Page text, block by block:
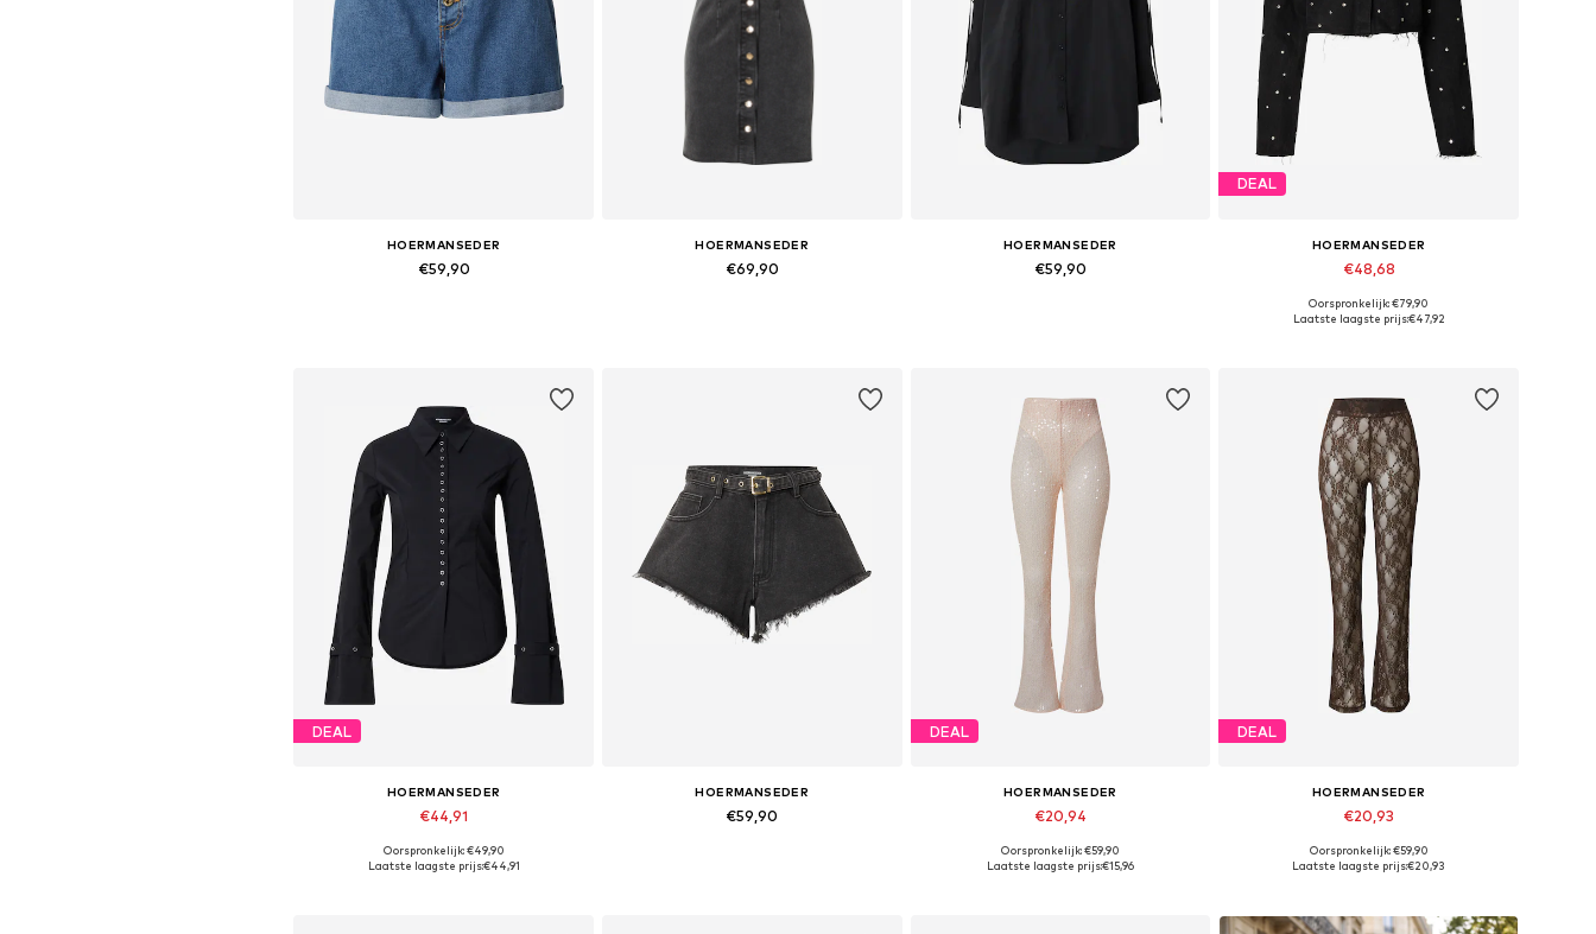
HOERMANSEDER
€59,90
HOERMANSEDER
€69,90
HOERMANSEDER
€59,90
DEAL
HOERMANSEDER
€48,68
Beschikbare maten: XS, S, M, L, XL, XXL
Oorspronkelijk: €79,90
Laatste laagste prijs:€47,92
DEAL
HOERMANSEDER
€44,91
Beschikbare maten: XS, S, M, L, XL
Oorspronkelijk: €49,90
Laatste laagste prijs:€44,91
HOERMANSEDER
€59,90
DEAL
HOERMANSEDER
€20,94
Beschikbare maten: 36, 38, 40, 42, 44
Oorspronkelijk: €59,90
Laatste laagste prijs:€15,96
DEAL
HOERMANSEDER
€20,93
Beschikbaar in vele maten
Oorspronkelijk: €59,90
Laatste laagste prijs:€20,93